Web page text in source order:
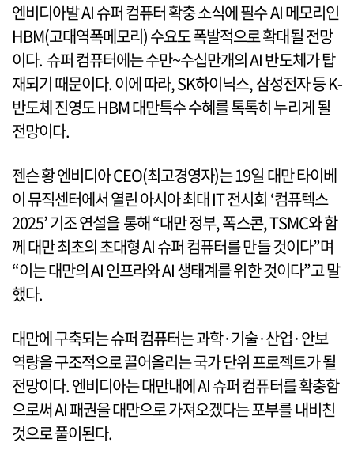
엔비디아발 AI 슈퍼 컴퓨터 확충 소식에 필수 AI 메모리인
HBM(고대역폭메모리) 수요도 폭발적으로 확대될 전망
이다. 슈퍼 컴퓨터에는 수만~수십만개의 AI 반도체가 탑
재되기 때문이다. 이에 따라, SK하이닉스, 삼성전자 등 K-
반도체 진영도 HBM 대만특수 수혜를 톡톡히 누리게 될
전망이다.
젠슨 황 엔비디아 CEO(최고경영자)는 19일 대만 타이베
이 뮤직센터에서 열린 아시아 최대 IT 전시회 ‘컴퓨텍스
2025’ 기조 연설을 통해 “대만 정부, 폭스콘, TSMC와 함
께 대만 최초의 초대형 AI 슈퍼 컴퓨터를 만들 것이다”며
“이는 대만의 AI 인프라와 AI 생태계를 위한 것이다”고 말
했다.
대만에 구축되는 슈퍼 컴퓨터는 과학·기술·산업·안보
역량을 구조적으로 끌어올리는 국가 단위 프로젝트가 될
전망이다. 엔비디아는 대만내에 AI 슈퍼 컴퓨터를 확충함
으로써 AI 패권을 대만으로 가져오겠다는 포부를 내비친
것으로 풀이된다.